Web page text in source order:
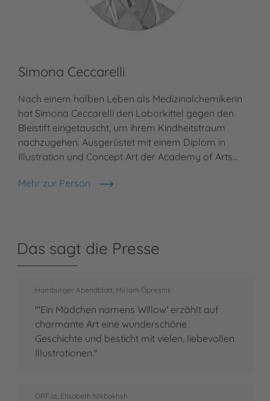
Simona Ceccarelli
Nach einem halben Leben als Medizinalchemikerin
hat Simona Ceccarelli den Laborkittel gegen den
Bleistift eingetauscht, um ihrem Kindheitstraum
nachzugehen. Ausgerüstet mit einem Diplom in
Illustration und Concept Art der Academy of Arts…
Mehr zur Person
Simona Ceccarelli
Das sagt die Presse
Hamburger Abendblatt, Miriam Opresnik
"'Ein Mädchen namens Willow' erzählt auf
charmante Art eine wunderschöne
Geschichte und besticht mit vielen, liebevollen
Illustrationen."
ORF.at, Elisabeth Nikbakhsh